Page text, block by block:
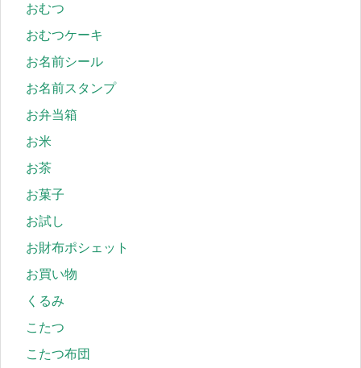
おむつ
おむつケーキ
お名前シール
お名前スタンプ
お弁当箱
お米
お茶
お菓子
お試し
お財布ポシェット
お買い物
くるみ
こたつ
こたつ布団